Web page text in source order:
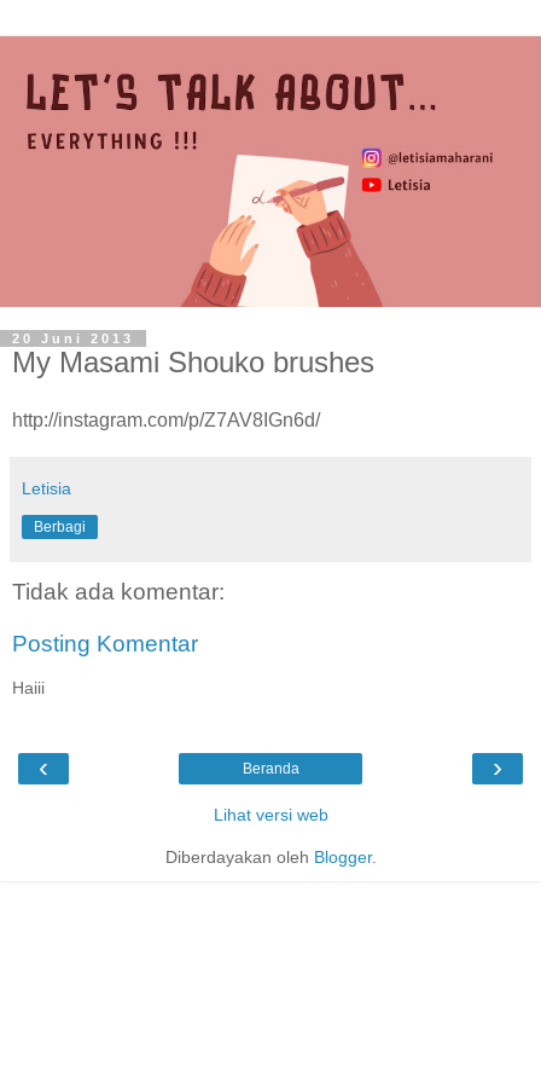
20 Juni 2013
My Masami Shouko brushes
http://instagram.com/p/Z7AV8IGn6d/
Letisia
Berbagi
Tidak ada komentar:
Posting Komentar
Haiii
‹ ›
Beranda
Lihat versi web
Diberdayakan oleh Blogger.